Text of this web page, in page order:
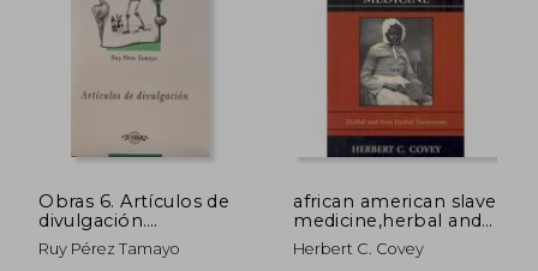
Obras 6. Artículos de
divulgación.
Investigación
biomédica.
Ruy Pérez Tamayo
african american slave
medicine,herbal and
non-herbal
treatments
Herbert C. Covey